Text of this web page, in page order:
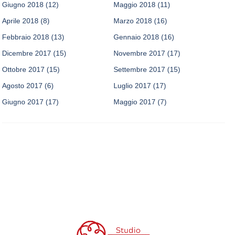
Giugno 2018 (12) Maggio 2018 (11)
Aprile 2018 (8) Marzo 2018 (16)
Febbraio 2018 (13) Gennaio 2018 (16)
Dicembre 2017 (15) Novembre 2017 (17)
Ottobre 2017 (15) Settembre 2017 (15)
Agosto 2017 (6) Luglio 2017 (17)
Giugno 2017 (17) Maggio 2017 (7)